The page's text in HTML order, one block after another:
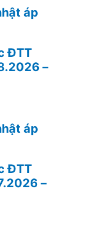
áp
ĐTT
–
áp
ĐTT
–